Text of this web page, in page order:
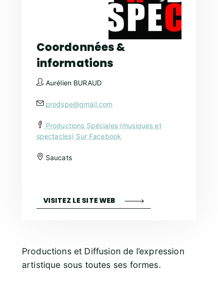
Coordonnées &
informations
Aurélien BURAUD
prodspe@gmail.com
Productions Spéciales (musiques et
spectacles) Sur Facebook
Saucats
VISITEZ LE SITE WEB
Productions et Diffusion de l’expression
artistique sous toutes ses formes.